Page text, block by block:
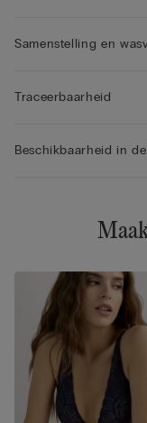
Samenstelling en
Traceerbaarheid
Beschikbaarheid in